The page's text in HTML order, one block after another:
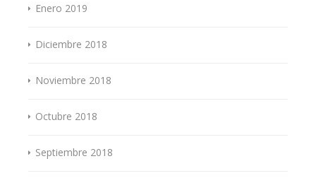
Enero 2019
Diciembre 2018
Noviembre 2018
Octubre 2018
Septiembre 2018